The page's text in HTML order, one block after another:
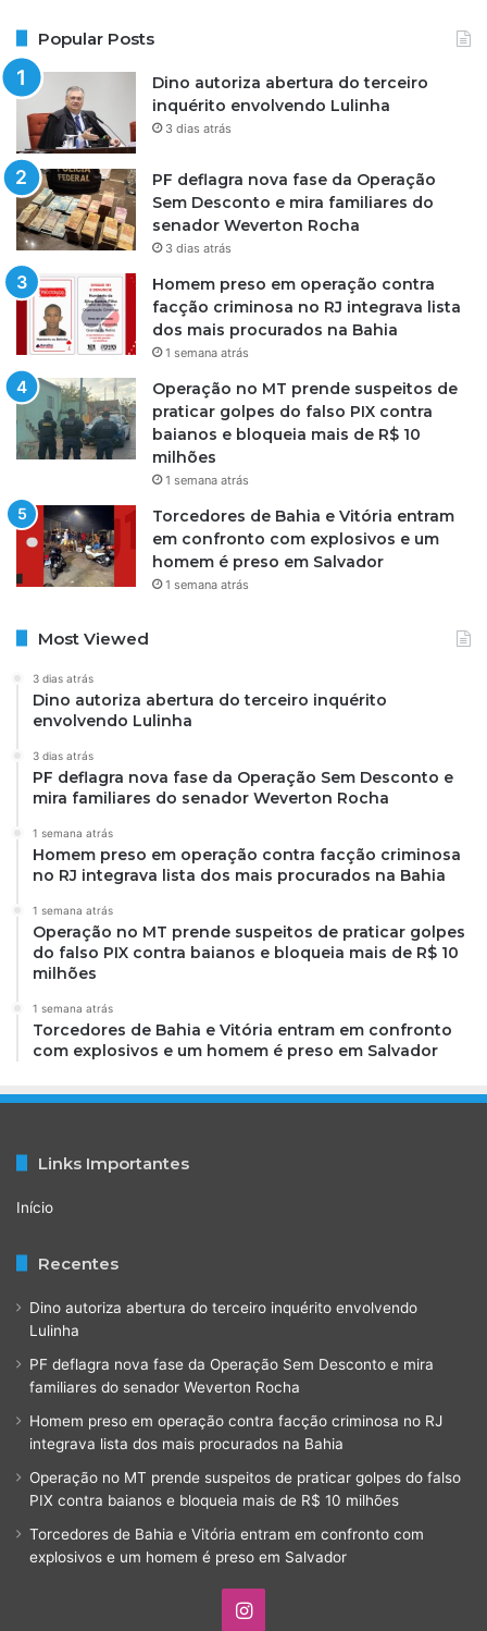
Popular Posts
Dino autoriza abertura do terceiro
inquérito envolvendo Lulinha
3 dias atrás
PF deflagra nova fase da Operação
Sem Desconto e mira familiares do
senador Weverton Rocha
3 dias atrás
Homem preso em operação contra
facção criminosa no RJ integrava lista
dos mais procurados na Bahia
1 semana atrás
Operação no MT prende suspeitos de
praticar golpes do falso PIX contra
baianos e bloqueia mais de R$ 10
milhões
1 semana atrás
Torcedores de Bahia e Vitória entram
em confronto com explosivos e um
homem é preso em Salvador
1 semana atrás
Most Viewed
3 dias atrás
Dino autoriza abertura do terceiro inquérito
envolvendo Lulinha
3 dias atrás
PF deflagra nova fase da Operação Sem Desconto e
mira familiares do senador Weverton Rocha
1 semana atrás
Homem preso em operação contra facção criminosa
no RJ integrava lista dos mais procurados na Bahia
1 semana atrás
Operação no MT prende suspeitos de praticar golpes
do falso PIX contra baianos e bloqueia mais de R$ 10
milhões
1 semana atrás
Torcedores de Bahia e Vitória entram em confronto
com explosivos e um homem é preso em Salvador
Links Importantes
Início
Recentes
Dino autoriza abertura do terceiro inquérito envolvendo
Lulinha
PF deflagra nova fase da Operação Sem Desconto e mira
familiares do senador Weverton Rocha
Homem preso em operação contra facção criminosa no RJ
integrava lista dos mais procurados na Bahia
Operação no MT prende suspeitos de praticar golpes do falso
PIX contra baianos e bloqueia mais de R$ 10 milhões
Torcedores de Bahia e Vitória entram em confronto com
explosivos e um homem é preso em Salvador
Instagram